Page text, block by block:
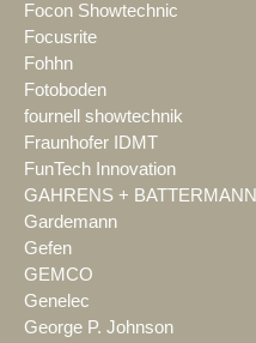
Focon Showtechnic
Focusrite
Fohhn
Fotoboden
fournell showtechnik
Fraunhofer IDMT
FunTech Innovation
GAHRENS + BATTERMANN
Gardemann
Gefen
GEMCO
Genelec
George P. Johnson